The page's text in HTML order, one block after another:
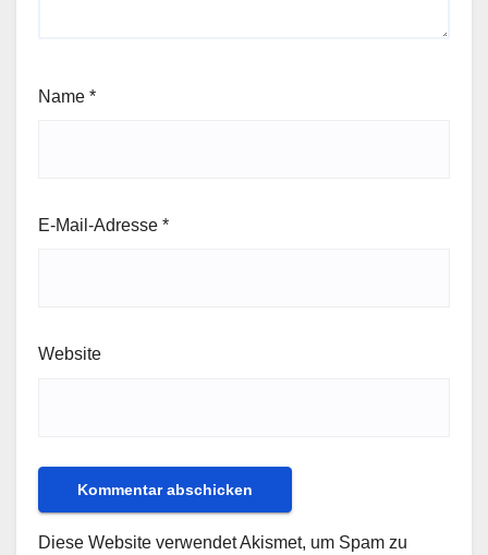
Name *
E-Mail-Adresse *
Website
Diese Website verwendet Akismet, um Spam zu